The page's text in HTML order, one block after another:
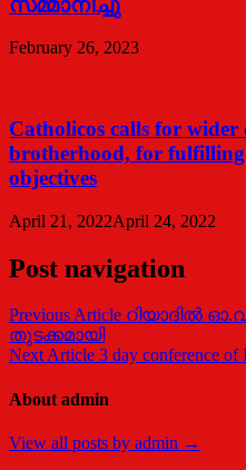
February 26, 2023
Catholicos calls for wider
brotherhood, for fulfilling
objectives
April 21, 2022April 24, 2022
Post navigation
Previous Article റിയാദിൽ
തുടക്കമായി
Next Article 3 day conference of
About admin
View all posts by admin →